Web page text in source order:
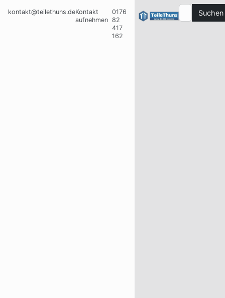
kontakt@teilethuns.deKontakt
aufnehmen
0176
82
417
162
Suchen